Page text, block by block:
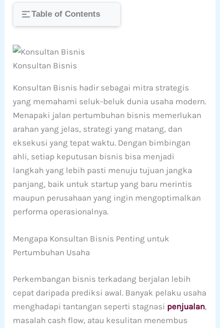
Table of Contents
Konsultan Bisnis
Konsultan Bisnis hadir sebagai mitra strategis
yang memahami seluk-beluk dunia usaha modern.
Menapaki jalan pertumbuhan bisnis memerlukan
arahan yang jelas, strategi yang matang, dan
eksekusi yang tepat waktu. Dengan bimbingan
ahli, setiap keputusan bisnis bisa menjadi
langkah yang lebih pasti menuju tujuan jangka
panjang, baik untuk startup yang baru merintis
maupun perusahaan yang ingin mengoptimalkan
performa operasionalnya.
Mengapa Konsultan Bisnis Penting untuk
Pertumbuhan Usaha
Perkembangan bisnis terkadang berjalan lebih
cepat daripada prediksi awal. Banyak pelaku usaha
menghadapi tantangan seperti stagnasi penjualan,
masalah cash flow, atau kesulitan menembus